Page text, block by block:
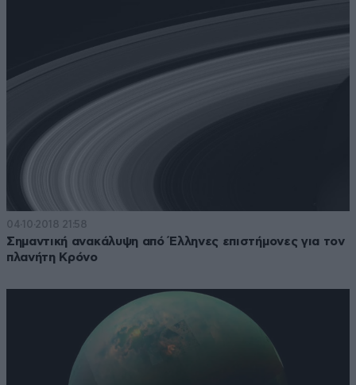
04·10·2018 21:58
Σημαντική ανακάλυψη από Έλληνες επιστήμονες για τον
πλανήτη Κρόνο